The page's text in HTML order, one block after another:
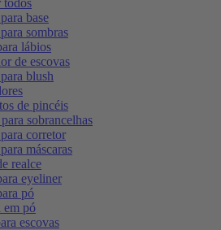
todos
base
sombras
lábios
de escovas
blush
de pincéis
sobrancelhas
corretor
máscaras
realce
eyeliner
pó
em pó
escovas